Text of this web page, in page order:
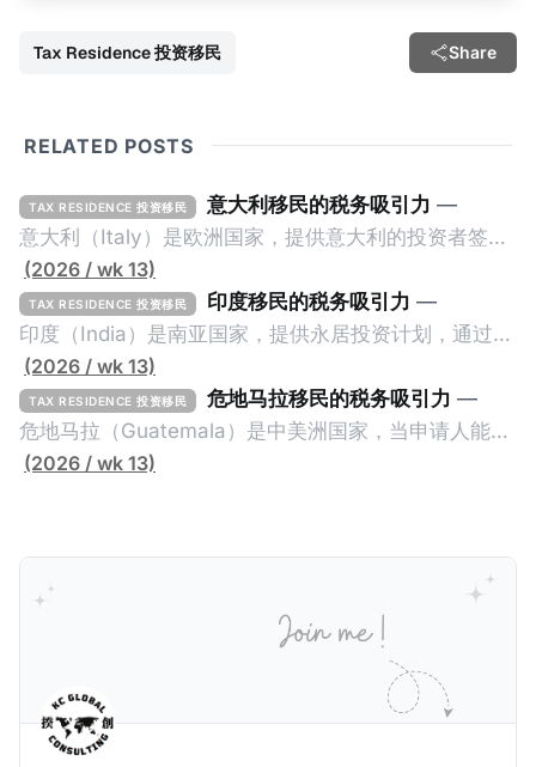
Tax Residence 投资移民 Share
RELATED POSTS
TAX RESIDENCE 投资移民 意大利移民的税务吸引力 —
意大利（Italy）是欧洲国家，提供意大利的投资者签证
计划。申请人必须满足至少以下一项标准才能获得两年
投资者签证： * 投资200万欧元意大利政府债券； * 投
资50万欧元意大利股票； * 投资25万欧元于创新初创
企业；或 * 向意大利公共利益项目捐赠100万欧元。 当
投资者在居留许可证有效期的两年内保持投资，则可以
在居留证到期日前至少60天申请续签3年。当投资者经
过五年的实际居留（每年在意大利停留270天），申请
吸引力吗？我们来看看：
(2026 / wk 13)
TAX RESIDENCE 投资移民 印度移民的税务吸引力 —
印度（India）是南亚国家，提供永居投资计划，通过满
足特定的标准获得居留权。印度的永居投资计划要求申
请人透过外国直接投资（FDI）途径投资印度： * 申请
人必须在18个月内投资至少1亿卢比（约合773万人民
币）或36个月内投资至少2.5亿卢比（约合1933万人民
的财务能力和专业知识； * 申请人必须在印度就业务注
册公司，并提供公司注册证书和注册企业的介绍/支持信
并提供有关投资将如何为印度经济做出贡献的详细计
申请。申请人在印度居住共12年后有资格申请印度公民
身份，包括在申请前连续居住11年，短暂缺席的少数例
(2026 / wk 13)
TAX RESIDENCE 投资移民 危地马拉移民的税务吸引力 —
危地马拉（Guatemala）是中美洲国家，当申请人能够
证明被动收入或养老金收入，那么可以申请永久居留计
增加300美元（折合约人民币2千）。 申请人提交材料
包括：申请表、护照、无犯罪证明，以及最后一次进入
危地马拉的证明，且材料必须公证并翻译成西班牙语。
在危地马拉居住至少五年、具备流利西班牙语、对当地
历史文化有认识，就可以入籍成为危地马拉公民。 那
么，危地马拉的税务政策有吸引力吗？我们来看看：
(2026 / wk 13)